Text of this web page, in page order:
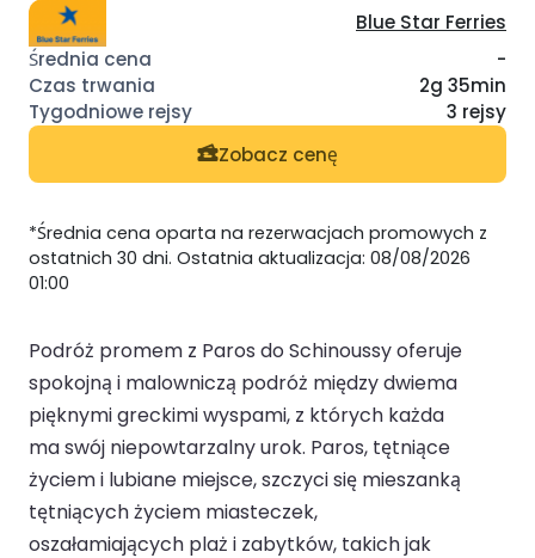
Blue Star Ferries
-
2g 35min
3 rejsy
Zobacz cenę
*Średnia cena oparta na rezerwacjach promowych z
ostatnich 30 dni. Ostatnia aktualizacja: 08/08/2026
01:00
Podróż promem z Paros do Schinoussy oferuje
spokojną i malowniczą podróż między dwiema
pięknymi greckimi wyspami, z których każda
ma swój niepowtarzalny urok. Paros, tętniące
życiem i lubiane miejsce, szczyci się mieszanką
tętniących życiem miasteczek,
oszałamiających plaż i zabytków, takich jak